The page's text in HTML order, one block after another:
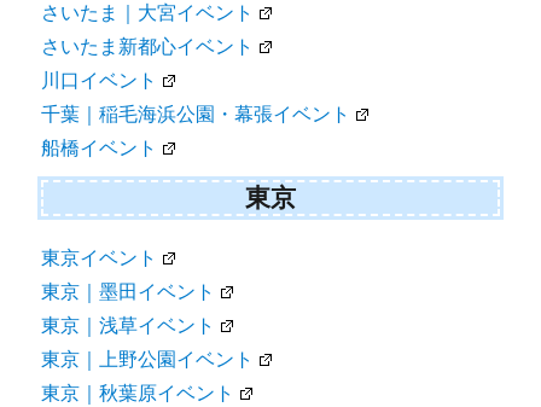
さいたま｜大宮イベント
さいたま新都心イベント
川口イベント
千葉｜稲毛海浜公園・幕張イベント
船橋イベント
東京
東京イベント
東京｜墨田イベント
東京｜浅草イベント
東京｜上野公園イベント
東京｜秋葉原イベント